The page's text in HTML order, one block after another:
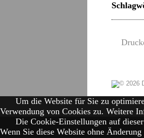
Um die Website für Sie zu
Verwendung von Cookies zu. Weitere
Die Cookie-Einstellungen auf
Wenn Sie diese Website ohne